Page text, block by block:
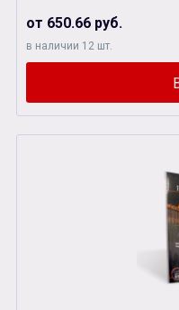
от 650.66 руб.
в наличии 12 шт.